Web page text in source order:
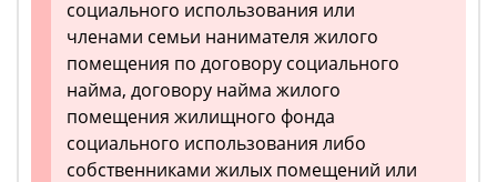
социального использования или
членами семьи нанимателя жилого
помещения по договору социального
найма, договору найма жилого
помещения жилищного фонда
социального использования либо
собственниками жилых помещений или